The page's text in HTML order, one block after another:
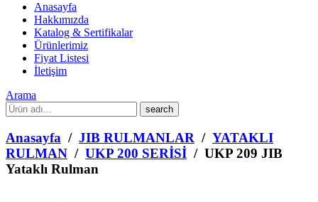
Anasayfa
Hakkımızda
Katalog & Sertifikalar
Ürünlerimiz
Fiyat Listesi
İletişim
Arama
What
are
you
looking
for?
Anasayfa / JIB RULMANLAR / YATAKLI
RULMAN / UKP 200 SERİSİ / UKP 209 JIB
Yataklı Rulman